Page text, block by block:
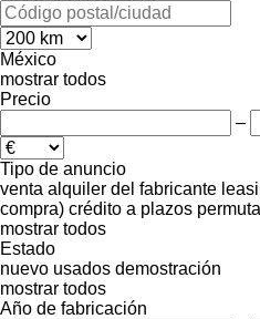
México
mostrar todos
Precio
–
Tipo de anuncio
venta alquiler del fabricante
compra) crédito a plazos permuta
mostrar todos
Estado
nuevo usados demostración
mostrar todos
Año de fabricación